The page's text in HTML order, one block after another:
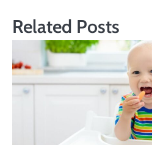
Related Posts